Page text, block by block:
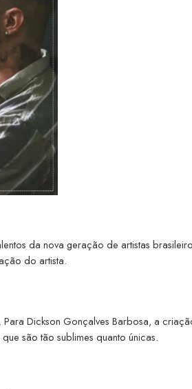
da nova geração de artistas
do artista.
Para Dickson Gonçalves Barbosa, a
são tão sublimes quanto únicas.